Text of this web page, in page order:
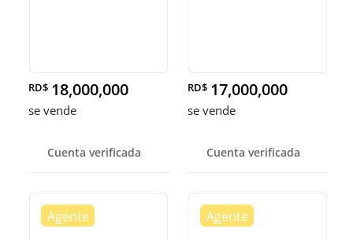
RD$ 18,000,000
se vende
Cuenta verificada
RD$ 17,000,000
se vende
Cuenta verificada